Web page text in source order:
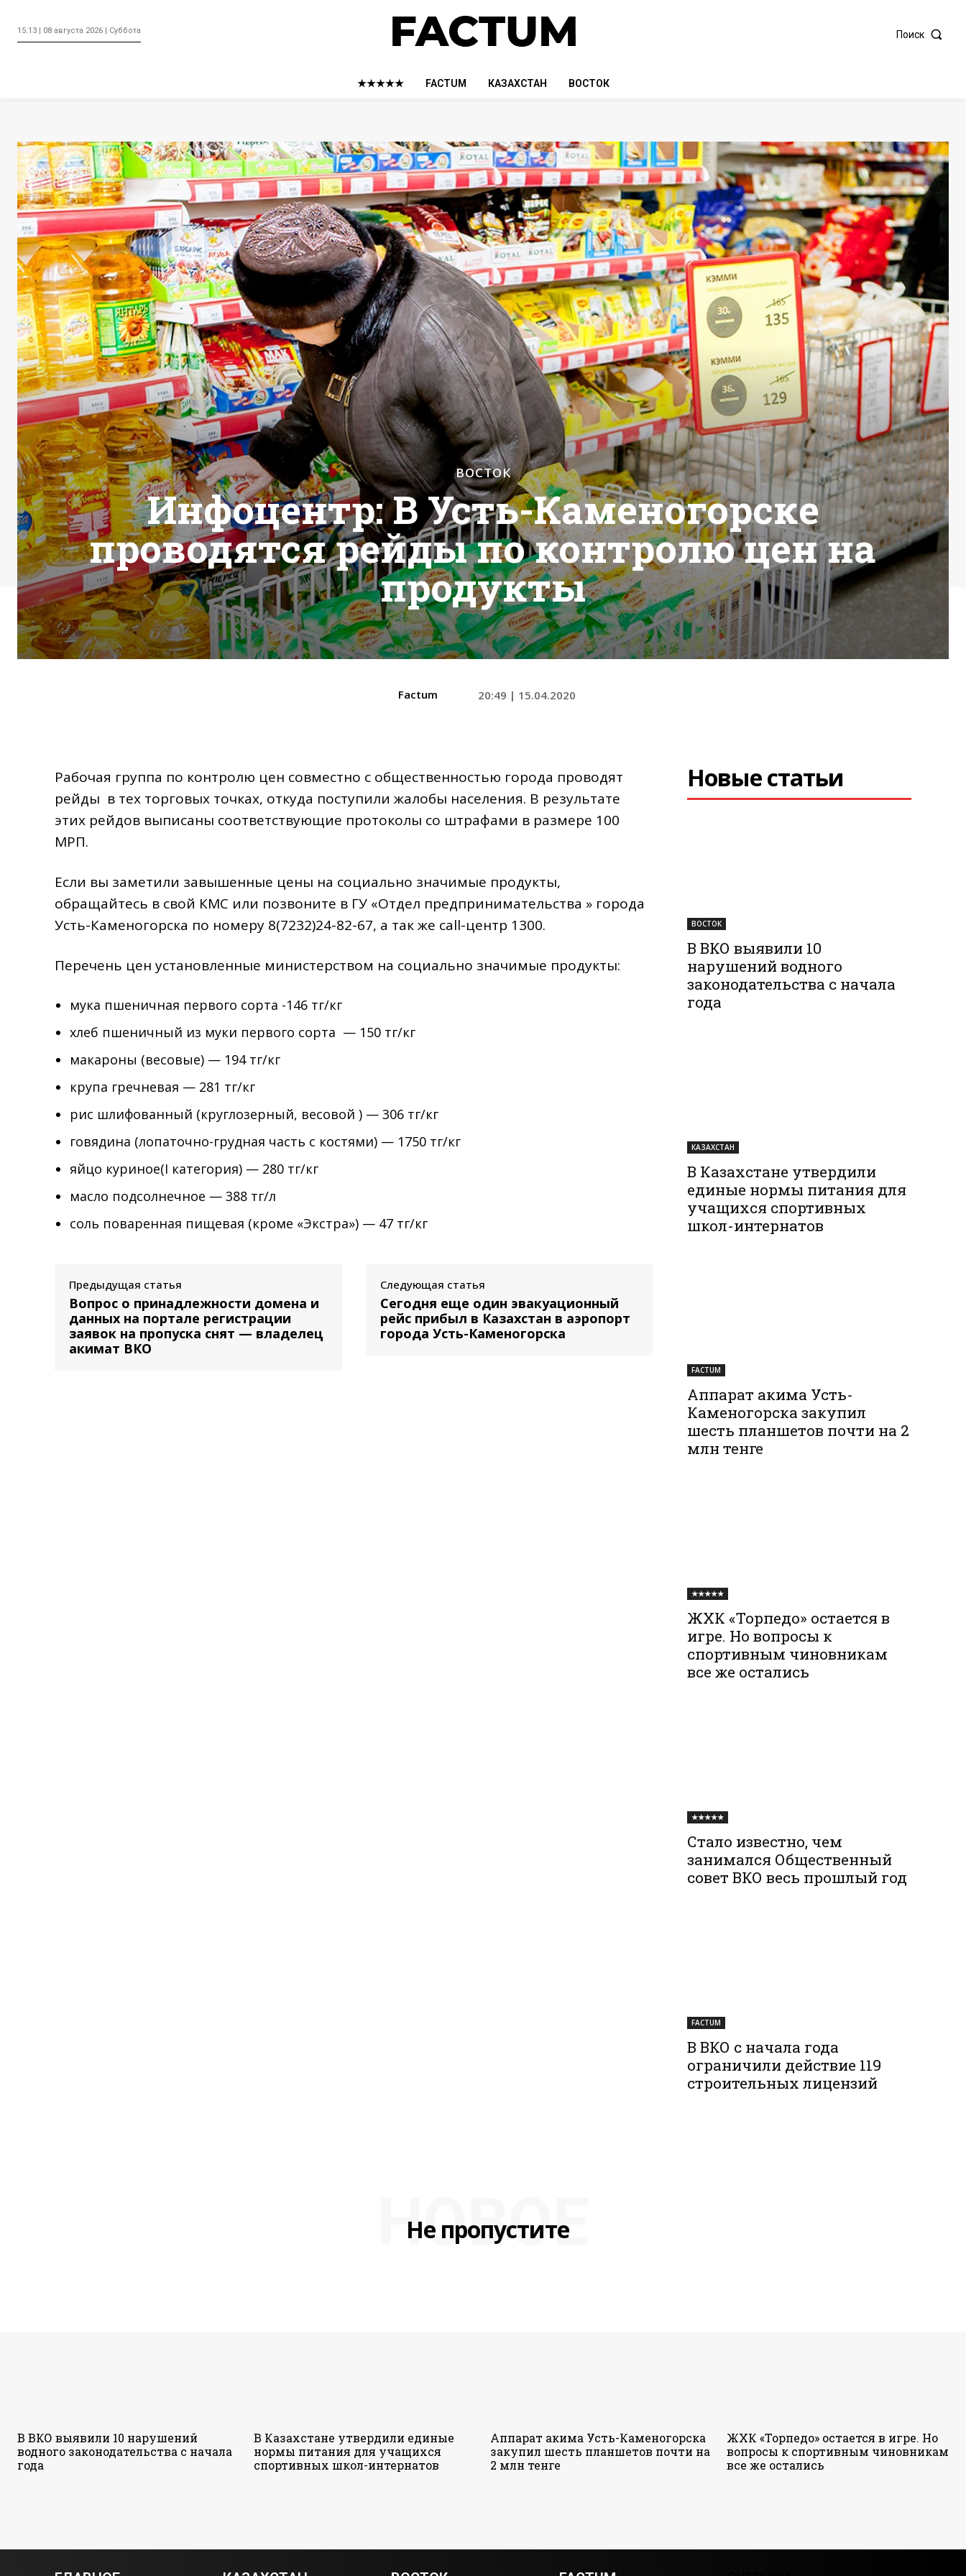
15:13 | 08 августа 2026 | Суббота Поиск
★★★★★ FACTUM КАЗАХСТАН ВОСТОК
ВОСТОК
Инфоцентр: В Усть-Каменогорске
проводятся рейды по контролю цен на
продукты
Factum 20:49 | 15.04.2020
Рабочая группа по контролю цен совместно с общественностью города проводят
рейды в тех торговых точках, откуда поступили жалобы населения. В результате
этих рейдов выписаны соответствующие протоколы со штрафами в размере 100
МРП.
Если вы заметили завышенные цены на социально значимые продукты,
обращайтесь в свой КМС или позвоните в ГУ «Отдел предпринимательства » города
Усть-Каменогорска по номеру 8(7232)24-82-67, а так же call-центр 1300.
Перечень цен установленные министерством на социально значимые продукты:
мука пшеничная первого сорта -146 тг/кг
хлеб пшеничный из муки первого сорта — 150 тг/кг
макароны (весовые) — 194 тг/кг
крупа гречневая — 281 тг/кг
рис шлифованный (круглозерный, весовой ) — 306 тг/кг
говядина (лопаточно-грудная часть с костями) — 1750 тг/кг
яйцо куриное(I категория) — 280 тг/кг
масло подсолнечное — 388 тг/л
соль поваренная пищевая (кроме «Экстра») — 47 тг/кг
Предыдущая статья
Вопрос о принадлежности домена и
данных на портале регистрации
заявок на пропуска снят — владелец
акимат ВКО
Следующая статья
Сегодня еще один эвакуационный
рейс прибыл в Казахстан в аэропорт
города Усть-Каменогорска
Новые статьи
ВОСТОК
В ВКО выявили 10
нарушений водного
законодательства с начала
года
КАЗАХСТАН
В Казахстане утвердили
единые нормы питания для
учащихся спортивных
школ-интернатов
FACTUM
Аппарат акима Усть-
Каменогорска закупил
шесть планшетов почти на 2
млн тенге
★★★★★
ЖХК «Торпедо» остается в
игре. Но вопросы к
спортивным чиновникам
все же остались
★★★★★
Стало известно, чем
занимался Общественный
совет ВКО весь прошлый год
FACTUM
В ВКО с начала года
ограничили действие 119
строительных лицензий
Не пропустите
НОВОЕ
В ВКО выявили 10 нарушений
водного законодательства с начала
года
В Казахстане утвердили единые
нормы питания для учащихся
спортивных школ-интернатов
Аппарат акима Усть-Каменогорска
закупил шесть планшетов почти на
2 млн тенге
ЖХК «Торпедо» остается в игре. Но
вопросы к спортивным чиновникам
все же остались